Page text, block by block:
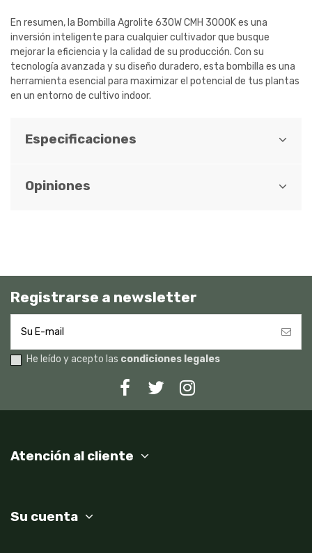
En resumen, la Bombilla Agrolite 630W CMH 3000K es una
inversión inteligente para cualquier cultivador que busque
mejorar la eficiencia y la calidad de su producción. Con su
tecnología avanzada y su diseño duradero, esta bombilla es una
herramienta esencial para maximizar el potencial de tus plantas
en un entorno de cultivo indoor.
Especificaciones
Opiniones
Registrarse a newsletter
He leído y acepto las condiciones legales
Atención al cliente
Su cuenta